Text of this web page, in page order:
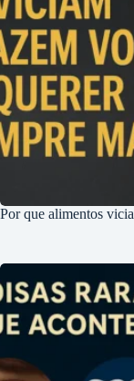
Por que alimentos